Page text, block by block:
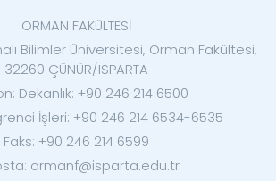
ORMAN FAKÜLTESİ
Bilimler Üniversitesi, Orman Fakültesi,
32260 ÇÜNÜR/ISPARTA
Dekanlık: +90 246 214 6500
İşleri: +90 246 214 6534-6535
Faks: +90 246 214 6599
ormanf@isparta.edu.tr